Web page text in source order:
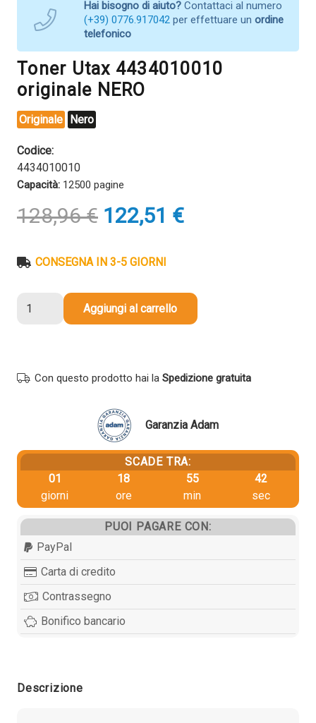
Hai bisogno di aiuto? Contattaci al numero
(+39) 0776.917042 per effettuare un ordine
telefonico
Toner Utax 4434010010
originale NERO
Originale Nero
Codice:
4434010010
Capacità: 12500 pagine
128,96€ Il
prezzo
era:
122,51 €Il
prezzo
CONSEGNA IN 3-5 GIORNI
quantità
Aggiungi al carrello
Con questo prodotto hai la Spedizione gratuita
Garanzia Adam
SCADE TRA:
01
giorni
18
ore
55
min
42
sec
PUOI PAGARE CON:
PayPal
Carta di credito
Contrassegno
Bonifico bancario
Descrizione